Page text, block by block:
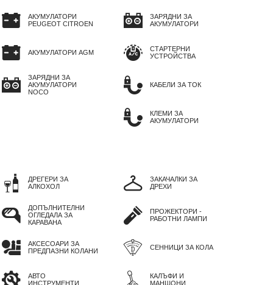
АКУМУЛАТОРИ
PEUGEOT CITROEN
АКУМУЛАТОРИ AGM
ЗАРЯДНИ ЗА
АКУМУЛАТОРИ
NOCO
ЗАРЯДНИ ЗА
АКУМУЛАТОРИ
СТАРТЕРНИ
УСТРОЙСТВА
КАБЕЛИ ЗА ТОК
КЛЕМИ ЗА
АКУМУЛАТОРИ
ДРЕГЕРИ ЗА
АЛКОХОЛ
ДОПЪЛНИТЕЛНИ
ОГЛЕДАЛА ЗА
КАРАВАНА
АКСЕСОАРИ ЗА
ПРЕДПАЗНИ КОЛАНИ
АВТО
ИНСТРУМЕНТИ
ЗАКАЧАЛКИ ЗА
ДРЕХИ
ПРОЖЕКТОРИ -
РАБОТНИ ЛАМПИ
СЕННИЦИ ЗА КОЛА
КАЛЪФИ И
МАНШОНИ